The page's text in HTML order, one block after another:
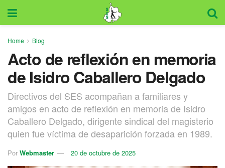
Home Blog
Acto de reflexión en memoria
de Isidro Caballero Delgado
Directivos del SES acompañan a familiares y
amigos en acto de reflexión en memoria de Isidro
Caballero Delgado, dirigente sindical del magisterio
quien fue víctima de desaparición forzada en 1989.
Por Webmaster 20 de octubre de 2025